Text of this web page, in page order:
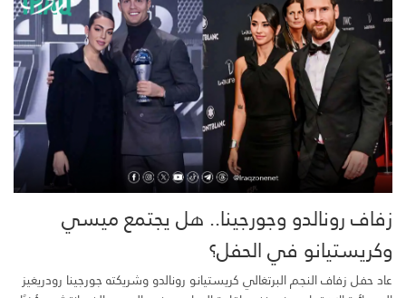
زفاف رونالدو وجورجينا.. هل يجتمع ميسي
وكريستيانو في الحفل؟
عاد حفل زفاف النجم البرتغالي كريستيانو رونالدو وشريكته جورجينا رودريغيز